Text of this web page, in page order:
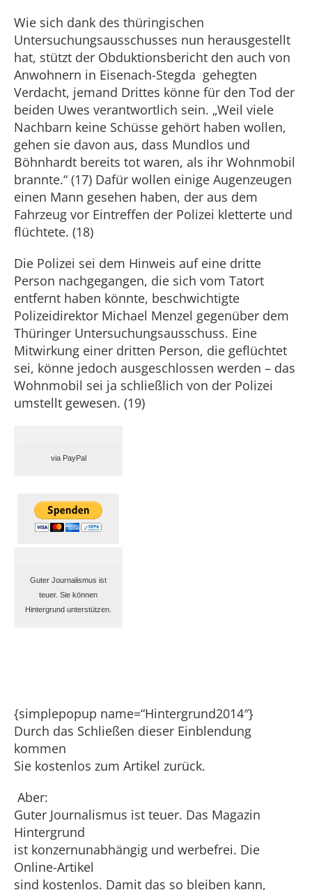
Wie sich dank des thüringischen
Untersuchungsausschusses nun herausgestellt
hat, stützt der Obduktionsbericht den auch von
Anwohnern in Eisenach-Stegda gehegten
Verdacht, jemand Drittes könne für den Tod der
beiden Uwes verantwortlich sein. „Weil viele
Nachbarn keine Schüsse gehört haben wollen,
gehen sie davon aus, dass Mundlos und
Böhnhardt bereits tot waren, als ihr Wohnmobil
brannte.“ (17) Dafür wollen einige Augenzeugen
einen Mann gesehen haben, der aus dem
Fahrzeug vor Eintreffen der Polizei kletterte und
flüchtete. (18)
Die Polizei sei dem Hinweis auf eine dritte
Person nachgegangen, die sich vom Tatort
entfernt haben könnte, beschwichtigte
Polizeidirektor Michael Menzel gegenüber dem
Thüringer Untersuchungsausschuss. Eine
Mitwirkung einer dritten Person, die geflüchtet
sei, könne jedoch ausgeschlossen werden – das
Wohnmobil sei ja schließlich von der Polizei
umstellt gewesen. (19)
via PayPal
Guter Journalismus ist
teuer. Sie können
Hintergrund unterstützen.
{simplepopup name=“Hintergrund2014″}
Durch das Schließen dieser Einblendung
kommen
Sie kostenlos zum Artikel zurück.
Aber:
Guter Journalismus ist teuer. Das Magazin
Hintergrund
ist konzernunabhängig und werbefrei. Die
Online-Artikel
sind kostenlos. Damit das so bleiben kann,